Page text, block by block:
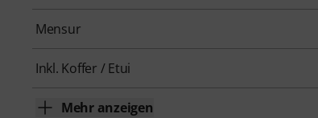
Mensur
Inkl. Koffer / Etui
Mehr anzeigen